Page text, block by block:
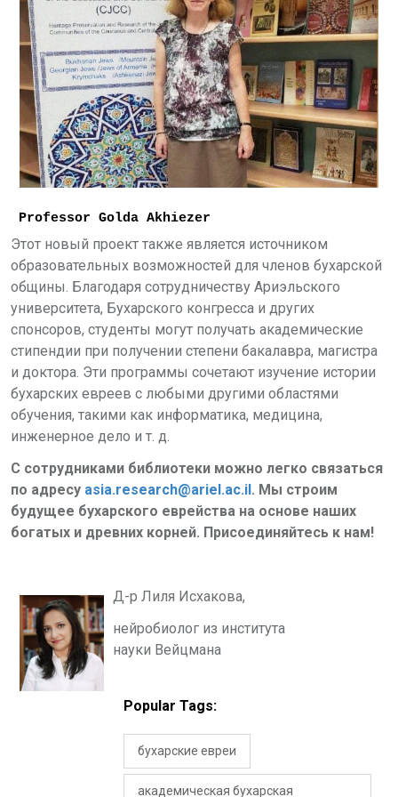
Professor Golda Akhiezer
Этот новый проект также является источником
образовательных возможностей для членов бухарской
общины. Благодаря сотрудничеству Ариэльского
университета, Бухарского конгресса и других
спонсоров, студенты могут получать академические
стипендии при получении степени бакалавра, магистра
и доктора. Эти программы сочетают изучение истории
бухарских евреев с любыми другими областями
обучения, такими как информатика, медицина,
инженерное дело и т. д.
С сотрудниками библиотеки можно легко связаться
по адресу asia.research@ariel.ac.il. Мы строим
будущее бухарского еврейства на основе наших
богатых и древних корней. Присоединяйтесь к нам!
Д-р Лиля Исхакова,
нейробиолог из института
науки Вейцмана
Popular Tags:
бухарские евреи
академическая бухарская